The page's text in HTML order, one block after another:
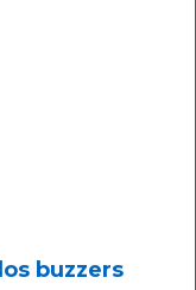
buzzers